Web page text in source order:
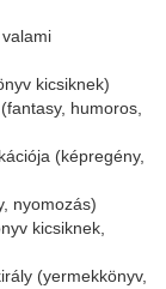
kicsiknek)
humoros,
(képregény,
nyomozás)
kicsiknek,
(yermekkönyv,